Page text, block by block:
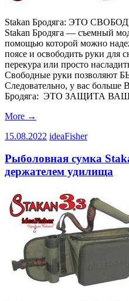
Stakan Бродяга: ЭТО
Stakan Бродяга — съемный
помощью которой можно
поясе и освободить руки для
перекура или просто
Свободные руки позволяют
Следовательно, у вас
Бродяга: ЭТО ЗАЩИТА
More →
15.08.2022 ideaFisher
Рыболовная сумка
держателем удилища